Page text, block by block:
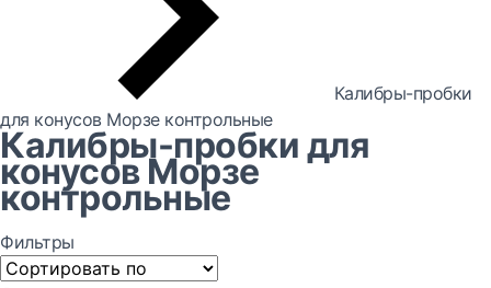
Калибры-пробки
для конусов Морзе контрольные
Калибры-пробки для
конусов Морзе
контрольные
Фильтры